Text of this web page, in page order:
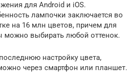
для Android и iOS.
лампочки заключается во
на 16 млн цветов, причем для
можно выбирать любой оттенок.
настройку цвета,
через смартфон или планшет.